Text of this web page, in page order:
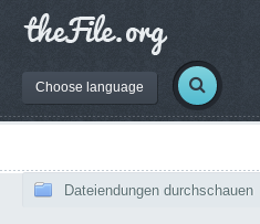
Choose language
Dateiendungen durchschauen